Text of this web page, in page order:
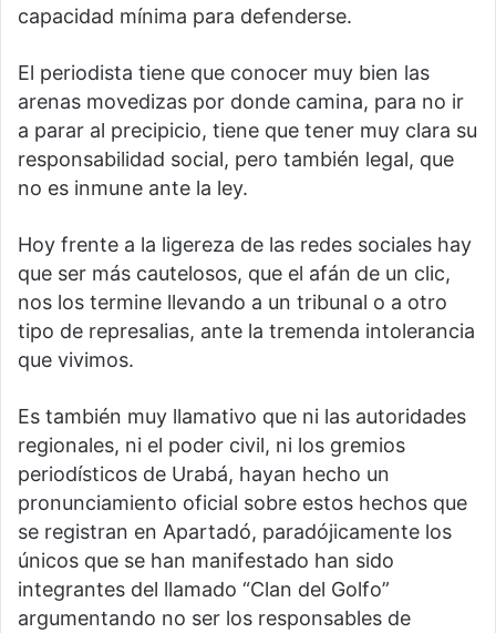
capacidad mínima para defenderse.
El periodista tiene que conocer muy bien las
arenas movedizas por donde camina, para no ir
a parar al precipicio, tiene que tener muy clara su
responsabilidad social, pero también legal, que
no es inmune ante la ley.
Hoy frente a la ligereza de las redes sociales hay
que ser más cautelosos, que el afán de un clic,
nos los termine llevando a un tribunal o a otro
tipo de represalias, ante la tremenda intolerancia
que vivimos.
Es también muy llamativo que ni las autoridades
regionales, ni el poder civil, ni los gremios
periodísticos de Urabá, hayan hecho un
pronunciamiento oficial sobre estos hechos que
se registran en Apartadó, paradójicamente los
únicos que se han manifestado han sido
integrantes del llamado “Clan del Golfo”
argumentando no ser los responsables de